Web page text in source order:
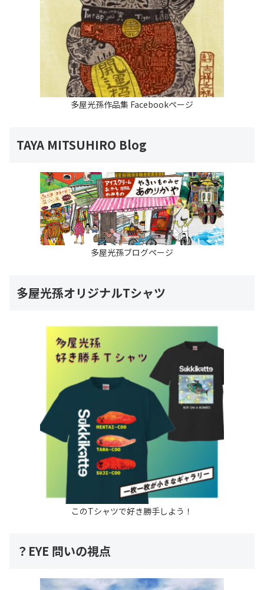
多屋光孫作品集 Facebookページ
TAYA MITSUHIRO Blog
多屋光孫ブログページ
多屋光孫オリジナルTシャツ
このTシャツで好き勝手しよう！
？EYE 問いの視点